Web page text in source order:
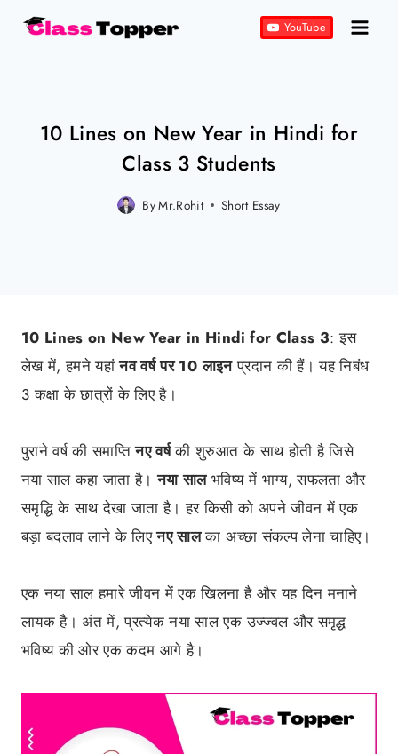
YouTube
10 Lines on New Year in Hindi for
Class 3 Students
ByMr.RohitPostedShort Essay
10 Lines on New Year in Hindi for Class 3: इस
लेख में, हमने यहांनव वर्ष पर 10 लाइनप्रदान की हैं। यह निबंध
3 कक्षा के छात्रों के लिए है।
पुराने वर्ष की समाप्तिनए वर्षकी शुरुआत के साथ होती है जिसे
नया साल कहा जाता है।नया सालभविष्य में भाग्य, सफलता और
समृद्धि के साथ देखा जाता है। हर किसी को अपने जीवन में एक
बड़ा बदलाव लाने के लिएनए सालका अच्छा संकल्प लेना चाहिए।
एक नया साल हमारे जीवन में एक खिलना है और यह दिन मनाने
लायक है। अंत में, प्रत्येक नया साल एक उज्ज्वल और समृद्ध
भविष्य की ओर एक कदम आगे है।